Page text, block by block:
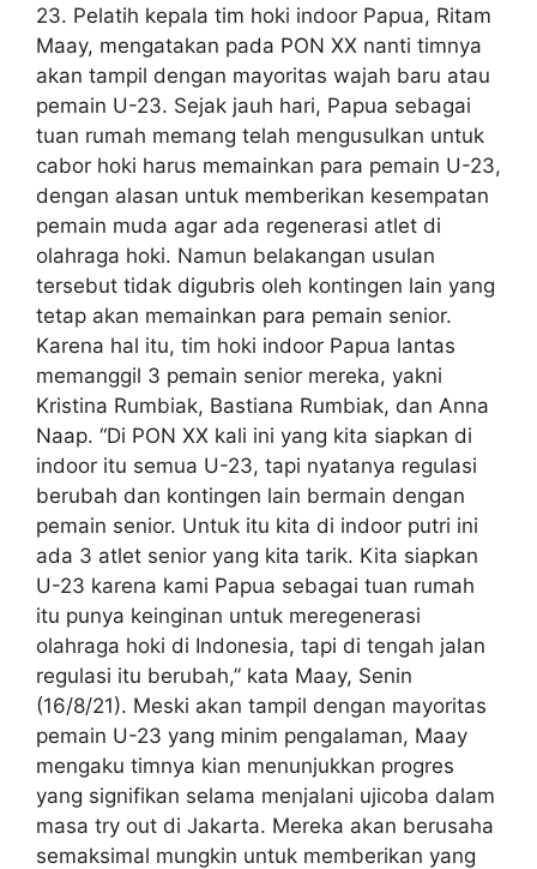
23. Pelatih kepala tim hoki indoor Papua, Ritam
Maay, mengatakan pada PON XX nanti timnya
akan tampil dengan mayoritas wajah baru atau
pemain U-23. Sejak jauh hari, Papua sebagai
tuan rumah memang telah mengusulkan untuk
cabor hoki harus memainkan para pemain U-23,
dengan alasan untuk memberikan kesempatan
pemain muda agar ada regenerasi atlet di
olahraga hoki. Namun belakangan usulan
tersebut tidak digubris oleh kontingen lain yang
tetap akan memainkan para pemain senior.
Karena hal itu, tim hoki indoor Papua lantas
memanggil 3 pemain senior mereka, yakni
Kristina Rumbiak, Bastiana Rumbiak, dan Anna
Naap. “Di PON XX kali ini yang kita siapkan di
indoor itu semua U-23, tapi nyatanya regulasi
berubah dan kontingen lain bermain dengan
pemain senior. Untuk itu kita di indoor putri ini
ada 3 atlet senior yang kita tarik. Kita siapkan
U-23 karena kami Papua sebagai tuan rumah
itu punya keinginan untuk meregenerasi
olahraga hoki di Indonesia, tapi di tengah jalan
regulasi itu berubah,” kata Maay, Senin
(16/8/21). Meski akan tampil dengan mayoritas
pemain U-23 yang minim pengalaman, Maay
mengaku timnya kian menunjukkan progres
yang signifikan selama menjalani ujicoba dalam
masa try out di Jakarta. Mereka akan berusaha
semaksimal mungkin untuk memberikan yang